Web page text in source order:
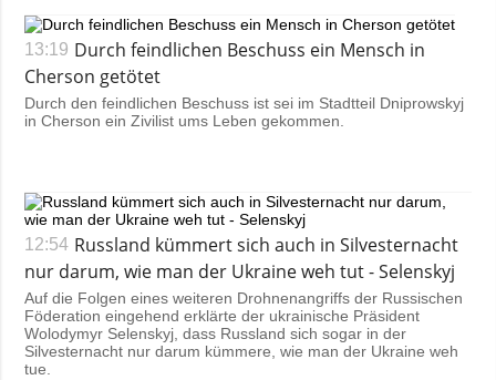
13:19 Durch feindlichen Beschuss ein Mensch in
Cherson getötet
Durch den feindlichen Beschuss ist sei im Stadtteil Dniprowskyj
in Cherson ein Zivilist ums Leben gekommen.
12:54 Russland kümmert sich auch in Silvesternacht
nur darum, wie man der Ukraine weh tut - Selenskyj
Auf die Folgen eines weiteren Drohnenangriffs der Russischen
Föderation eingehend erklärte der ukrainische Präsident
Wolodymyr Selenskyj, dass Russland sich sogar in der
Silvesternacht nur darum kümmere, wie man der Ukraine weh
tue.